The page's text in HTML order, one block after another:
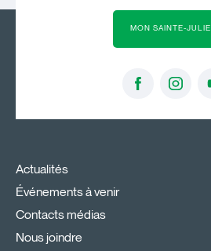
MON SAINTE-JULIE
Actualités
Événements à venir
Contacts médias
Nous joindre